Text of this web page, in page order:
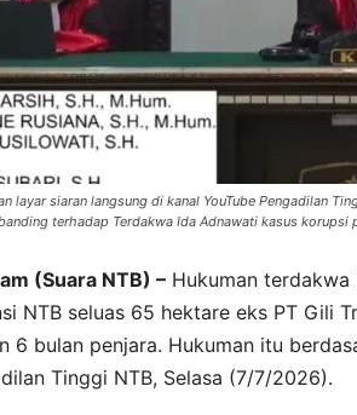
layar siaran langsung di kanal YouTube Pengadilan
terhadap Terdakwa Ida Adnawati kasus
(Suara NTB) – Hukuman
NTB seluas 65 hektare eks PT Gili
6 bulan penjara. Hukuman itu
Tinggi NTB, Selasa (7/7/2026).